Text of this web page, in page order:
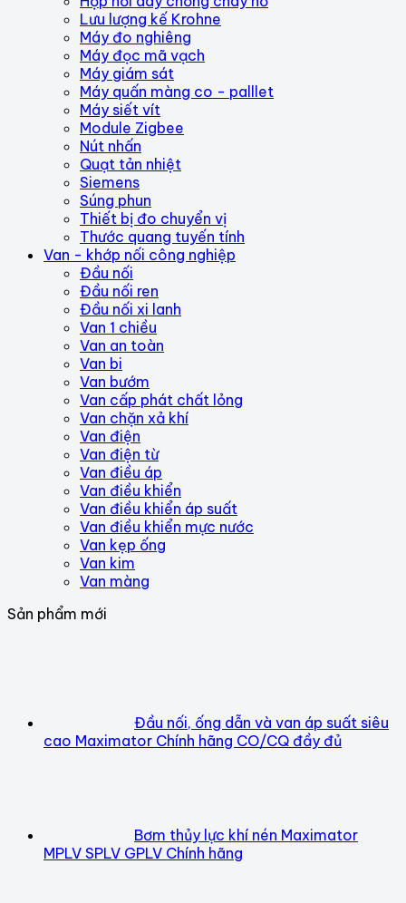
Lưu lượng kế Krohne
Máy đo nghiêng
Máy đọc mã vạch
Máy giám sát
Máy quấn màng co - palllet
Máy siết vít
Module Zigbee
Nút nhấn
Quạt tản nhiệt
Siemens
Súng phun
Thiết bị đo chuyển vị
Thước quang tuyến tính
Van - khớp nối công nghiệp
Đầu nối
Đầu nối ren
Đầu nối xi lanh
Van 1 chiều
Van an toàn
Van bi
Van bướm
Van cấp phát chất lỏng
Van chặn xả khí
Van điện
Van điện từ
Van điều áp
Van điều khiển
Van điều khiển áp suất
Van điều khiển mực nước
Van kẹp ống
Van kim
Van màng
Sản phẩm mới
Đầu nối, ống dẫn và van áp suất siêu
cao Maximator Chính hãng CO/CQ đầy đủ
Bơm thủy lực khí nén Maximator
MPLV SPLV GPLV Chính hãng